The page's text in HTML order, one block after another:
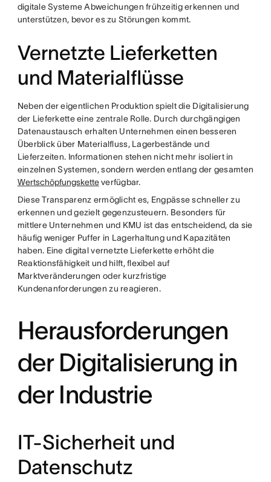
digitale Systeme Abweichungen frühzeitig erkennen und
unterstützen, bevor es zu Störungen kommt.
Vernetzte Lieferketten
und Materialflüsse
Neben der eigentlichen Produktion spielt die Digitalisierung
der Lieferkette eine zentrale Rolle. Durch durchgängigen
Datenaustausch erhalten Unternehmen einen besseren
Überblick über Materialfluss, Lagerbestände und
Lieferzeiten. Informationen stehen nicht mehr isoliert in
einzelnen Systemen, sondern werden entlang der gesamten
Wertschöpfungsketteverfügbar.
Diese Transparenz ermöglicht es, Engpässe schneller zu
erkennen und gezielt gegenzusteuern. Besonders für
mittlere Unternehmen und KMU ist das entscheidend, da sie
häufig weniger Puffer in Lagerhaltung und Kapazitäten
haben. Eine digital vernetzte Lieferkette erhöht die
Reaktionsfähigkeit und hilft, flexibel auf
Marktveränderungen oder kurzfristige
Kundenanforderungen zu reagieren.
Herausforderungen
der Digitalisierung in
der Industrie
IT-Sicherheit und
Datenschutz